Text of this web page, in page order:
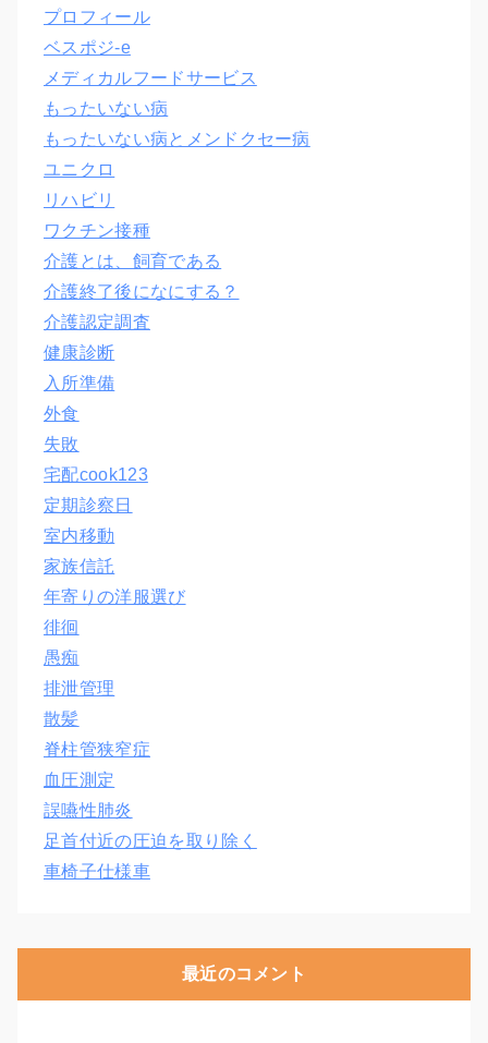
プロフィール
ベスポジ-e
メディカルフードサービス
もったいない病
もったいない病とメンドクセー病
ユニクロ
リハビリ
ワクチン接種
介護とは、飼育である
介護終了後になにする？
介護認定調査
健康診断
入所準備
外食
失敗
宅配cook123
定期診察日
室内移動
家族信託
年寄りの洋服選び
徘徊
愚痴
排泄管理
散髪
脊柱管狭窄症
血圧測定
誤嚥性肺炎
足首付近の圧迫を取り除く
車椅子仕様車
最近のコメント